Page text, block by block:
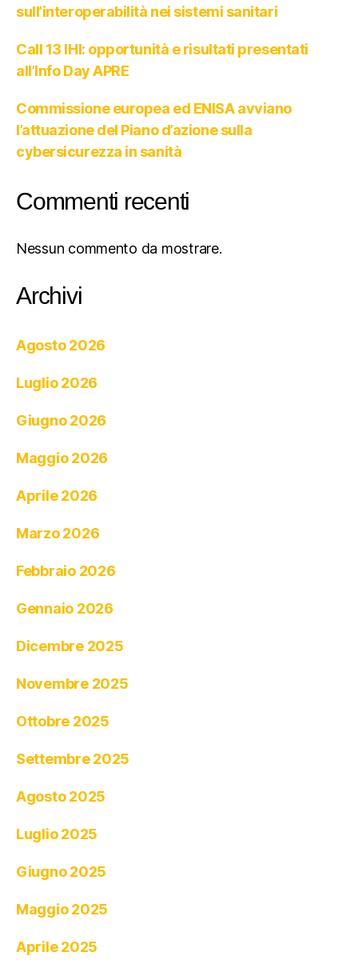
sull’interoperabilità nei sistemi sanitari
Call 13 IHI: opportunità e risultati presentati
all’Info Day APRE
Commissione europea ed ENISA avviano
l’attuazione del Piano d’azione sulla
cybersicurezza in sanità
Commenti recenti
Nessun commento da mostrare.
Archivi
Agosto 2026
Luglio 2026
Giugno 2026
Maggio 2026
Aprile 2026
Marzo 2026
Febbraio 2026
Gennaio 2026
Dicembre 2025
Novembre 2025
Ottobre 2025
Settembre 2025
Agosto 2025
Luglio 2025
Giugno 2025
Maggio 2025
Aprile 2025